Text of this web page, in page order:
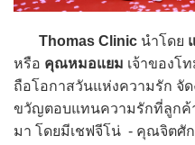
Thomas Clinic นำโดย
หรือ คุณหมอแยม เจ้าของโ
ถือโอกาสวันแห่งความรัก จัด
ขวัญตอบแทนความรักที่ลูกค้
มา โดยมีเชฟจีโน่ - คุณจิตศั